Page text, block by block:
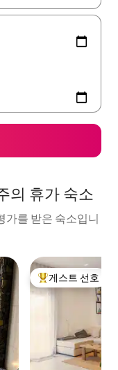
의 휴가 숙소
가를 받은 숙소입니
상위 게스트 선호
게스트 선호